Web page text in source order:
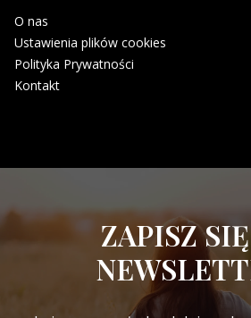
O nas
Ustawienia plików cookies
Polityka Prywatności
Kontakt
ZAPISZ